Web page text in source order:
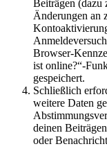
Beiträgen (dazu
Änderungen an
Browser-
ist online?“-
gespeichert.
Schließlich
weitere Daten
deinen
oder